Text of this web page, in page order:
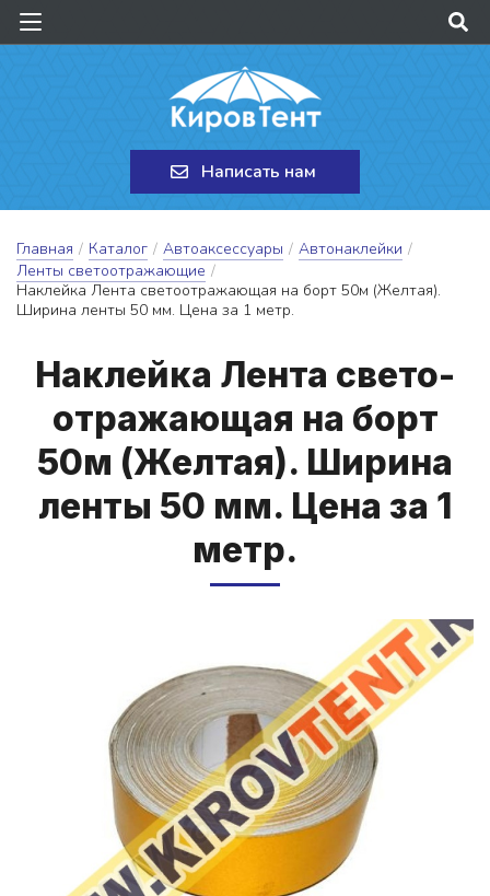
Написать нам
Главная / Каталог / Автоаксессуары / Автонаклейки /
Ленты светоотражающие /
Наклейка Лента светоотражающая на борт 50м (Желтая).
Ширина ленты 50 мм. Цена за 1 метр.
Нак­лей­ка Лен­та све­то­
от­ра­жа­ю­щая на борт
50м (Жел­тая). Ши­ри­на
лен­ты 50 мм. Це­на за 1
метр.